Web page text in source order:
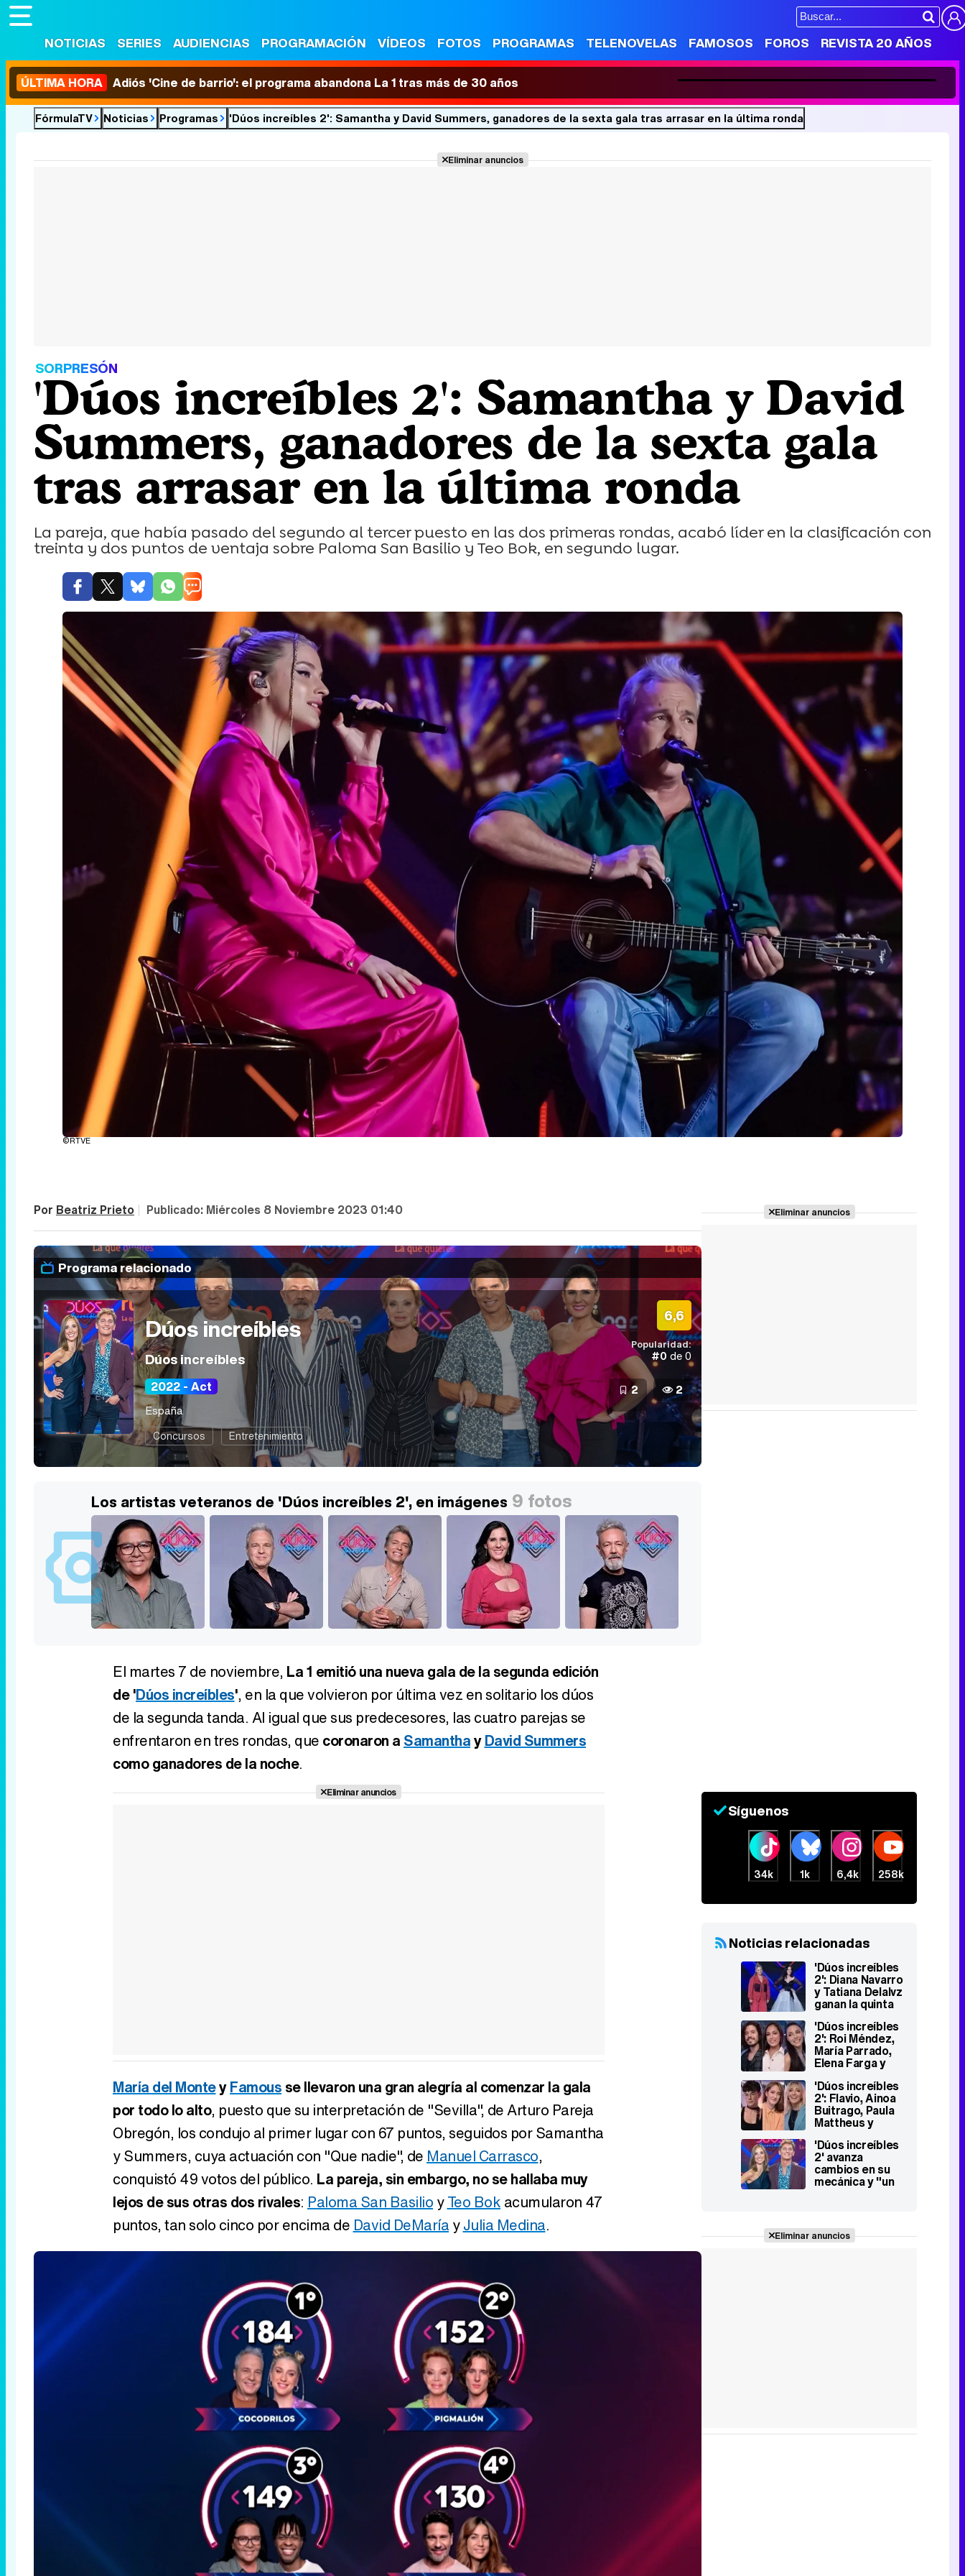
NOTICIAS SERIES AUDIENCIAS PROGRAMACIÓN VÍDEOS FOTOS PROGRAMAS TELENOVELAS FAMOSOS FOROS REVISTA 20 AÑOS
ÚLTIMA HORA Adiós 'Cine de barrio': el programa abandona La 1 tras más de 30 años
FórmulaTV Noticias Programas 'Dúos increíbles 2': Samantha y David Summers, ganadores de la sexta gala tras arrasar en la última ronda
Eliminar anuncios
SORPRESÓN
'Dúos increíbles 2': Samantha y David
Summers, ganadores de la sexta gala
tras arrasar en la última ronda
La pareja, que había pasado del segundo al tercer puesto en las dos primeras rondas, acabó líder en la clasificación con
treinta y dos puntos de ventaja sobre Paloma San Basilio y Teo Bok, en segundo lugar.
©RTVE
Por Beatriz Prieto | Publicado: Miércoles 8 Noviembre 2023 01:40
Programa relacionado
Dúos increíbles
Dúos increíbles
2022 - Act
España
Concursos Entretenimiento
6,6
Popularidad:
#0 de 0
2 2
Los artistas veteranos de 'Dúos increíbles 2', en imágenes 9 fotos
El martes 7 de noviembre, La 1 emitió una nueva gala de la segunda edición
de 'Dúos increíbles', en la que volvieron por última vez en solitario los dúos
de la segunda tanda. Al igual que sus predecesores, las cuatro parejas se
enfrentaron en tres rondas, que coronaron a SamanthayDavid Summers
como ganadores de la noche.
Eliminar anuncios
María del MonteyFamousse llevaron una gran alegría al comenzar la gala
por todo lo alto, puesto que su interpretación de "Sevilla", de Arturo Pareja
Obregón, los condujo al primer lugar con 67 puntos, seguidos por Samantha
y Summers, cuya actuación con "Que nadie", de Manuel Carrasco,
conquistó 49 votos del público. La pareja, sin embargo, no se hallaba muy
lejos de sus otras dos rivales: Paloma San Basilio yTeo Bok acumularon 47
puntos, tan solo cinco por encima de David DeMaría yJulia Medina.
Teo Bok: "'Dúos increíbles' es un nuevo comienzo para mí en una parte del mundo que todavía no conozco" 10
Eliminar anuncios
Síguenos
34k 1k 6,4k 258k
Noticias relacionadas
'Dúos increíbles
2': Diana Navarro
y Tatiana Delalvz
ganan la quinta
gala tras un
sorpaso en la
última ronda
'Dúos increíbles
2': Roi Méndez,
María Parrado,
Elena Farga y
segunda tanda
de juniors
eliminados
'Dúos increíbles
2': Flavio, Ainoa
Buitrago, Paula
Mattheus y
Maximiliano
Calvo, primeros
juniors
eliminados
'Dúos increíbles
2' avanza
cambios en su
mecánica y "un
nivel superior" a
Eliminar anuncios